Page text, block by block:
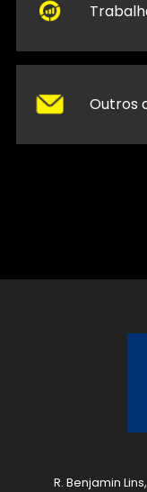
Outros
R. Benjamin